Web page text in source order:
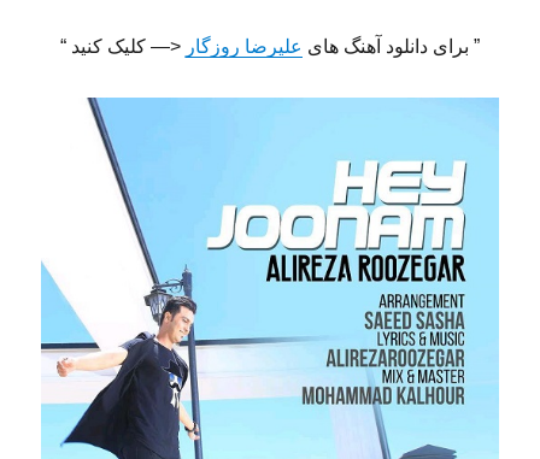
” برای دانلود آهنگ های علیرضا روزگار <— کلیک کنید “